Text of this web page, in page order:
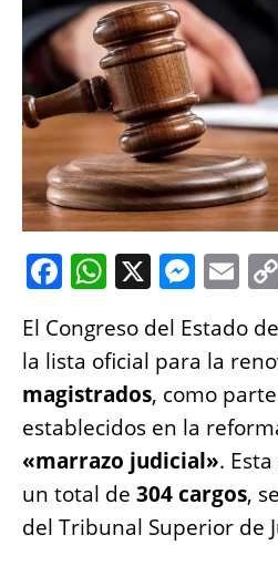
F
c
e
b
o
o
k
W
at
s
A
p
p
X M
ss
e
n
g
er
E
m
ai
l
El Congreso del Estado de
la lista oficial para la
magistrados, como
establecidos en la
«marrazo judicial».
un total de 304 cargos,
del Tribunal Superior de